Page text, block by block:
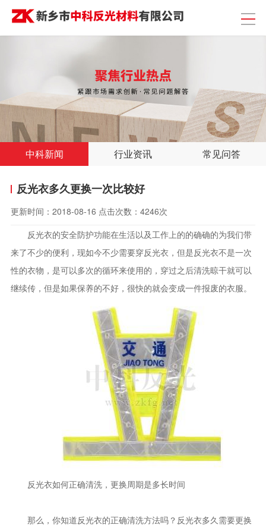
中科新闻 行业资讯 常见问答
反光衣多久更换一次比较好
更新时间： 2018-08-16 点击次数： 4246次
反光衣的安全防护功能在生活以及工作上的的确确的为我们带
来了不少的便利，现如今不少需要穿反光衣，但是反光衣不是一次
性的衣物，是可以多次的循环来使用的，穿过之后清洗晾干就可以
继续传，但是如果保养的不好，很快的就会变成一件报废的衣服。
反光衣如何正确清洗，更换周期是多长时间
那么，你知道反光衣的正确清洗方法吗？反光衣多久需要更换